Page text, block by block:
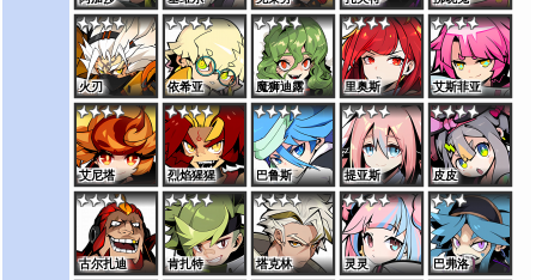
火刃 依希亚 魔狮迪露 里奥斯 艾斯菲亚
艾尼塔 烈焰猩猩 巴鲁斯 提亚斯 皮皮
古尔扎迪 肯扎特 塔克林 灵灵 巴弗洛